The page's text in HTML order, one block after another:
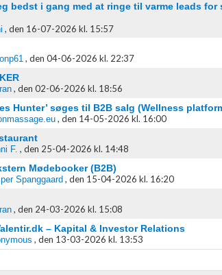
bedst i gang med at ringe til varme leads for
, den 16-07-2026 kl. 15:57
, den 04-06-2026 kl. 22:37
, den 02-06-2026 kl. 18:56
Hunter’ søges til B2B salg (Wellness
, den 14-05-2026 kl. 16:00
F. , den 25-04-2026 kl. 14:48
Mødebooker (B2B)
Spanggaard , den 15-04-2026 kl. 16:20
, den 24-03-2026 kl. 15:08
– Kapital & Investor Relations
, den 13-03-2026 kl. 13:53